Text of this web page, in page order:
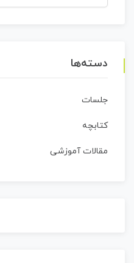
برای:
دسته‌ها
جلسات
کتابچه
مقالات آموزشی